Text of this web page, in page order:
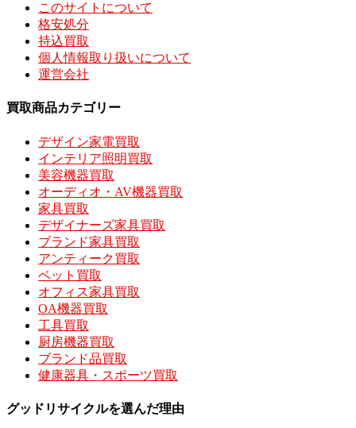
このサイトについて
格安処分
持込買取
個人情報取り扱いについて
運営会社
買取商品カテゴリー
デザイン家電買取
インテリア照明買取
美容機器買取
オーディオ・AV機器買取
家具買取
デザイナーズ家具買取
ブランド家具買取
アンティーク買取
ベット買取
オフィス家具買取
OA機器買取
工具買取
厨房機器買取
ブランド品買取
健康器具・スポーツ買取
グッドリサイクルを選んだ理由